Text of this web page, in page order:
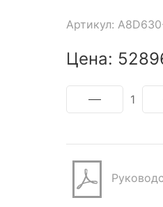
Артикул:
Цена:
1